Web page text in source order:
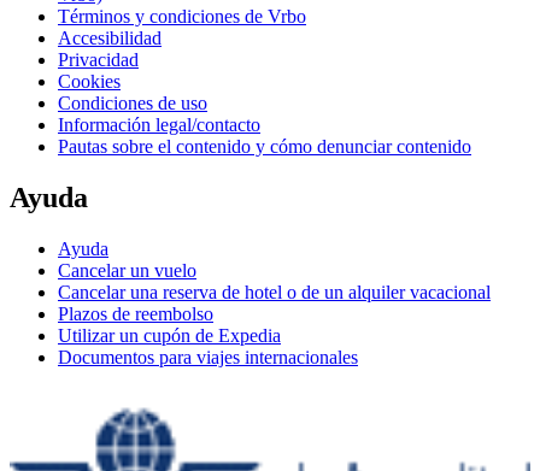
Términos y condiciones de Vrbo
Accesibilidad
Privacidad
Cookies
Condiciones de uso
Información legal/contacto
Pautas sobre el contenido y cómo denunciar contenido
Ayuda
Ayuda
Cancelar un vuelo
Cancelar una reserva de hotel o de un alquiler vacacional
Plazos de reembolso
Utilizar un cupón de Expedia
Documentos para viajes internacionales